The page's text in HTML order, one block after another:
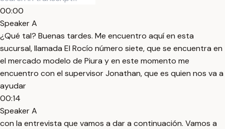
00:00
Speaker A
¿Qué tal? Buenas tardes. Me encuentro aquí en esta
sucursal, llamada El Rocío número siete, que se encuentra en
el mercado modelo de Piura y en este momento me
encuentro con el supervisor Jonathan, que es quien nos va a
ayudar
00:14
Speaker A
con la entrevista que vamos a dar a continuación. Vamos a